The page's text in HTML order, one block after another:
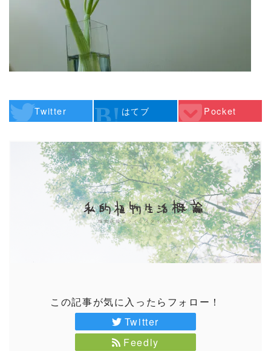
Twitter はてブ Pocket
この記事が気に入ったらフォロー！
Twitter
Feedly